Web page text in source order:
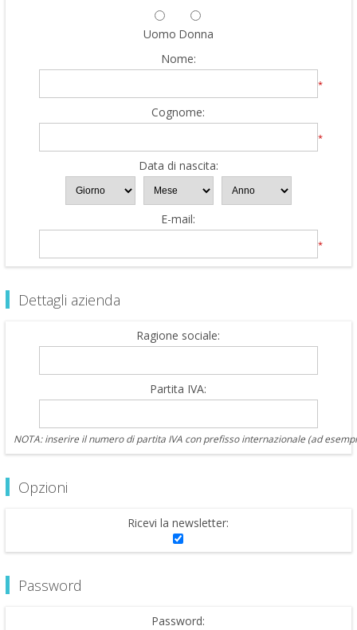
Uomo Donna
Nome:
*
Cognome:
*
Data di nascita:
E-mail:
*
Dettagli azienda
Ragione sociale:
Partita IVA:
NOTA: inserire il numero di partita IVA con prefisso internazionale (ad
Opzioni
Ricevi la newsletter:
Password
Password: